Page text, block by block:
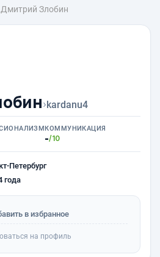
Дмитрий Злобин
›kardanu4
КОММУНИКАЦИЯ
-/10
Петербург
года
в избранное
на профиль